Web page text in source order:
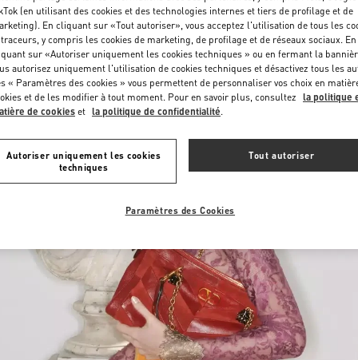
(en utilisant des cookies et des technologies internes et tiers de profilage et de
En cliquant sur «Tout autoriser», vous acceptez l'utilisation de tous les
y compris les cookies de marketing, de profilage et de réseaux sociaux. En
sur «Autoriser uniquement les cookies techniques » ou en fermant la
autorisez uniquement l'utilisation de cookies techniques et désactivez tous les
« Paramètres des cookies » vous permettent de personnaliser vos choix en
et de les modifier à tout moment. Pour en savoir plus, consultez la politique
de cookies et la politique de confidentialité.
Autoriser uniquement les cookies
techniques
Tout autoriser
Paramètres des Cookies